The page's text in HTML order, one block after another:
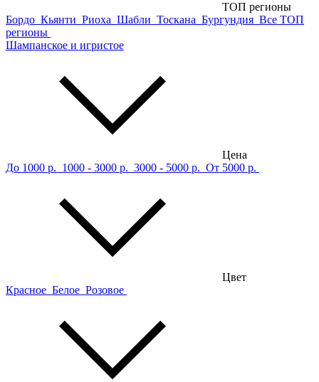
ТОП регионы
Бордо Кьянти Риоха Шабли Тоскана Бургундия Все ТОП
регионы
Шампанское и игристое
Цена
До 1000 р. 1000 - 3000 р. 3000 - 5000 р. От 5000 р.
Цвет
Красное Белое Розовое